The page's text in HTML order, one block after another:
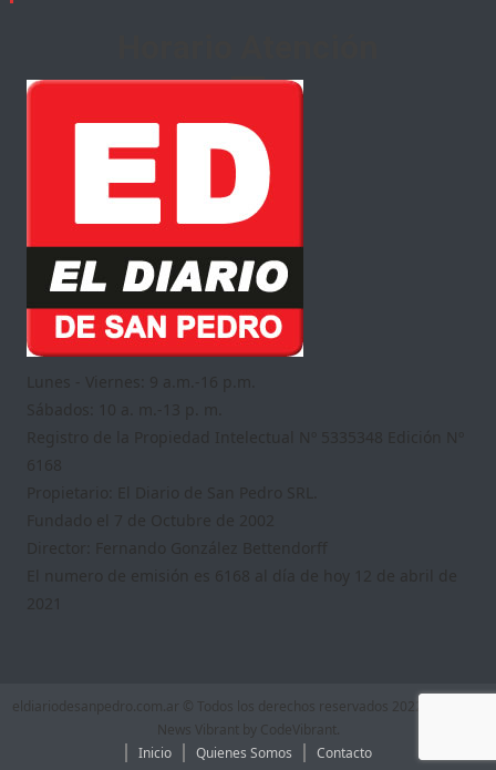
Lunes - Viernes: 9 a.m.-16 p.m.
Sábados: 10 a. m.-13 p. m.
Registro de la Propiedad Intelectual Nº 5335348 Edición Nº
6168
Propietario: El Diario de San Pedro SRL.
Fundado el 7 de Octubre de 2002
Director: Fernando González Bettendorff
El numero de emisión es 6168 al día de hoy 12 de abril de
2021
eldiariodesanpedro.com.ar © Todos los derechos reservados 2022
News Vibrant by CodeVibrant.
Inicio
Quienes Somos Contacto